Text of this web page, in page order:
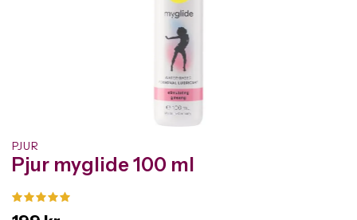
PJUR
Pjur myglide 100 ml